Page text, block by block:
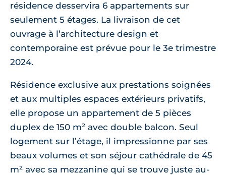
résidence desservira 6 appartements sur
seulement 5 étages. La livraison de cet
ouvrage à l’architecture design et
contemporaine est prévue pour le 3e trimestre
2024.
Résidence exclusive aux prestations soignées
et aux multiples espaces extérieurs privatifs,
elle propose un appartement de 5 pièces
duplex de 150 m² avec double balcon. Seul
logement sur l’étage, il impressionne par ses
beaux volumes et son séjour cathédrale de 45
m² avec sa mezzanine qui se trouve juste au-